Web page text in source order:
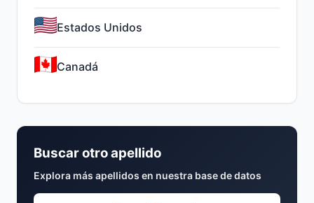
Estados Unidos
Canadá
Buscar otro apellido
Explora más apellidos en nuestra base de datos